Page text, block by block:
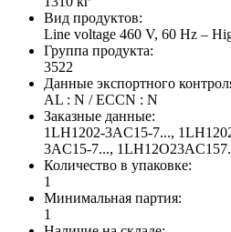
Вид продуктов:
Line voltage 460 V, 60 Hz –
Группа продукта:
3522
Данные экспортного
AL : N / ECCN : N
Заказные данные:
1LH1202-3AC15-7...,
3AC15-7...,
Количество в упаковке:
1
Минимальная партия:
1